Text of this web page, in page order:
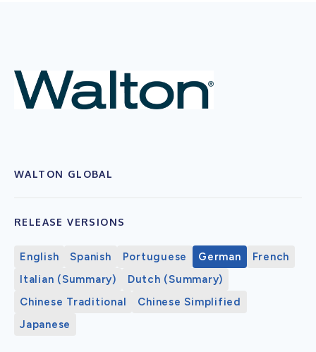
WALTON GLOBAL
RELEASE VERSIONS
English Spanish Portuguese German
French
Italian (Summary)
Dutch (Summary)
Chinese Traditional
Chinese Simplified
Japanese